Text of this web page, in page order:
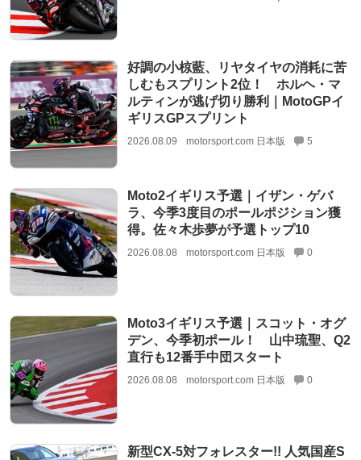
好調の小椋藍、リヤタイヤの消耗に苦
しむもスプリント2位！ ホルヘ・マ
ルティンが逃げ切り勝利｜MotoGPイ
ギリスGPスプリント
2026.08.09 motorsport.com 日本版 5
Moto2イギリス予選｜イザン・ゲバ
ラ、今季3度目のポールポジション獲
得。佐々木歩夢が予選トップ10
2026.08.08 motorsport.com 日本版 0
Moto3イギリス予選｜スコット・オグ
デン、今季初ポール！ 山中琉聖、Q2
直行も12番手中団スタート
2026.08.08 motorsport.com 日本版 0
新型CX-5対フォレスター!! 人気国産S